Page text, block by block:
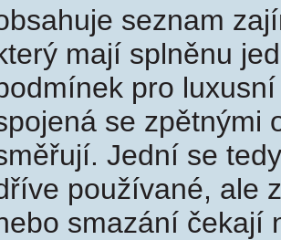
seznam
mají splněnu
pro
se zpětnými
Jední se
používané, ale
smazání čekají